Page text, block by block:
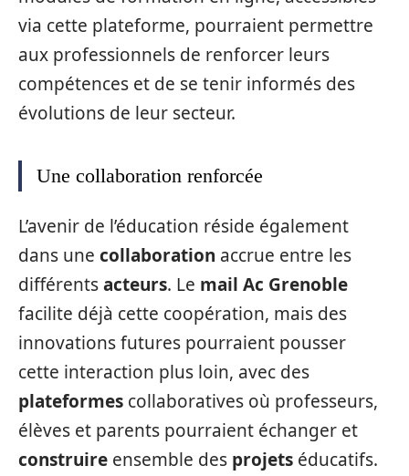
via cette plateforme, pourraient permettre
aux professionnels de renforcer leurs
compétences et de se tenir informés des
évolutions de leur secteur.
Une collaboration renforcée
L’avenir de l’éducation réside également
dans une collaboration accrue entre les
différentsacteurs. Le mail Ac Grenoble
facilite déjà cette coopération, mais des
innovations futures pourraient pousser
cette interaction plus loin, avec des
plateformes collaboratives où professeurs,
élèves et parents pourraient échanger et
construire ensemble des projets éducatifs.